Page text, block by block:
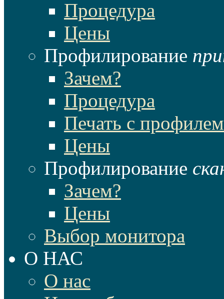
Процедура
Цены
Профилирование
Зачем?
Процедура
Печать с профилем
Цены
Профилирование
Зачем?
Цены
Выбор монитора
О НАС
О нас